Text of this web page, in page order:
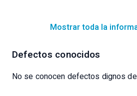
Mostrar toda la
Defectos conocidos
No se conocen defectos dignos